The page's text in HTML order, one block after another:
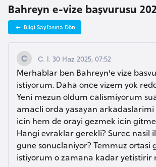
V
i
z
e
İ
ş
l
e
m
l
e
r
i
Bahreyn e-vize başvurusu
Bilgi Sayfasına Dön
C. l. 30 Haz 2025, 07:52
Merhablar ben Bahreyn'e vize
istiyorum. Daha once vizem yok
Yeni mezun oldum calismiyorum
amacli orda yasayan
icin hem de orayi gezmek icin
Hangi evraklar gerekli? Surec nasil
gune sonuclaniyor? Temmuz ortasi
istiyorum o zamana kadar yetistirir
A
u
s
t
u
r
y
a
A